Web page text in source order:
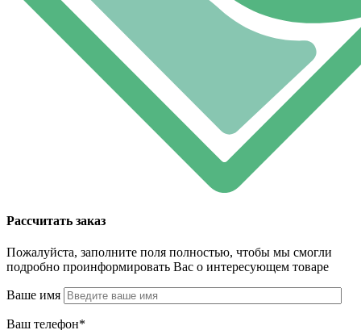
Рассчитать заказ
Пожалуйста, заполните поля полностью, чтобы мы смогли
подробно проинформировать Вас о интересующем товаре
Ваше имя
Ваш телефон*